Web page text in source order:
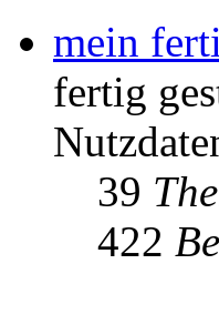
mein
fertig
39
422